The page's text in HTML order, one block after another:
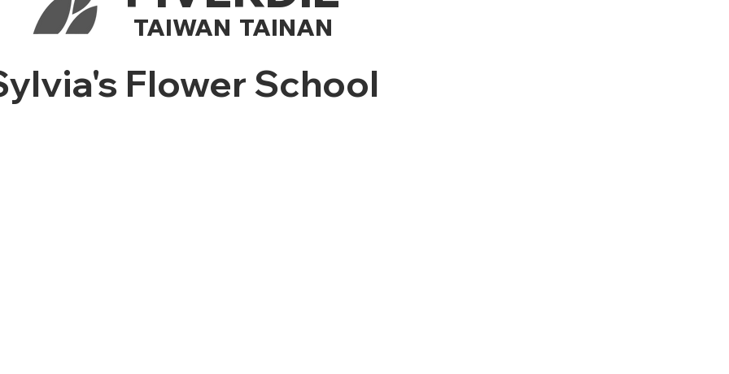
TAIWAN TAINAN
Flower School